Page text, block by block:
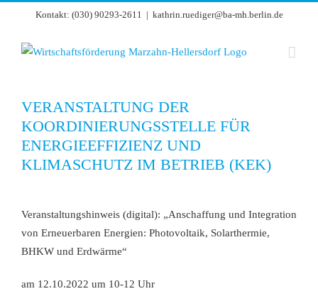
springen
Kontakt: (030) 90293-2611 | kathrin.ruediger@ba-mh.berlin.de
VERANSTALTUNG DER
KOORDINIERUNGSSTELLE FÜR
ENERGIEEFFIZIENZ UND
KLIMASCHUTZ IM BETRIEB (KEK)
grösseres
Bild
Veranstaltungshinweis (digital): „Anschaffung und Integration
von Erneuerbaren Energien: Photovoltaik, Solarthermie,
BHKW und Erdwärme“
am 12.10.2022 um 10-12 Uhr